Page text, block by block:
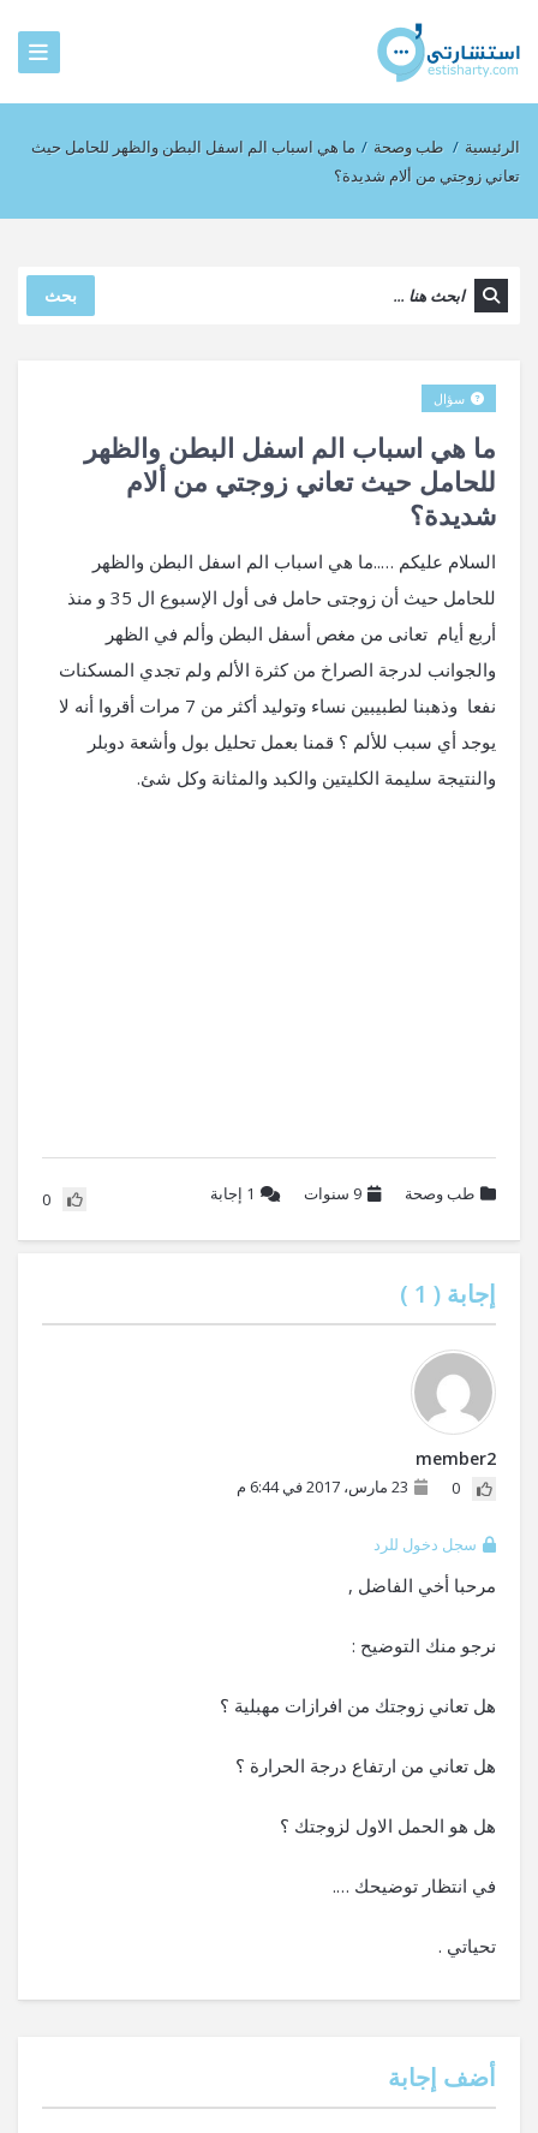
الرئيسية / طب وصحة / ما هي اسباب الم اسفل البطن والظهر للحامل حيث
تعاني زوجتي من ألام شديدة؟
بحث
ما هي اسباب الم اسفل البطن والظهر
للحامل حيث تعاني زوجتي من ألام
شديدة؟
سؤال
السلام عليكم …..ما هي اسباب الم اسفل البطن والظهر
للحامل حيث أن زوجتى حامل فى أول الإسبوع ال 35 و منذ
أربع أيام تعانى من مغص أسفل البطن وألم في الظهر
والجوانب لدرجة الصراخ من كثرة الألم ولم تجدي المسكنات
نفعا وذهبنا لطبيبين نساء وتوليد أكثر من 7 مرات أقروا أنه لا
يوجد أي سبب للألم ؟ قمنا بعمل تحليل بول وأشعة دوبلر
والنتيجة سليمة الكليتين والكبد والمثانة وكل شئ.
طب وصحة 9 سنوات 1 إجابة 0
إجابة ( 1
)
member2
0 23 مارس، 2017 في 6:44 م
سجل دخول للرد
مرحبا أخي الفاضل ,
نرجو منك التوضيح :
هل تعاني زوجتك من افرازات مهبلية ؟
هل تعاني من ارتفاع درجة الحرارة ؟
هل هو الحمل الاول لزوجتك ؟
في انتظار توضيحك ….
تحياتي .
‫أضف إجابة